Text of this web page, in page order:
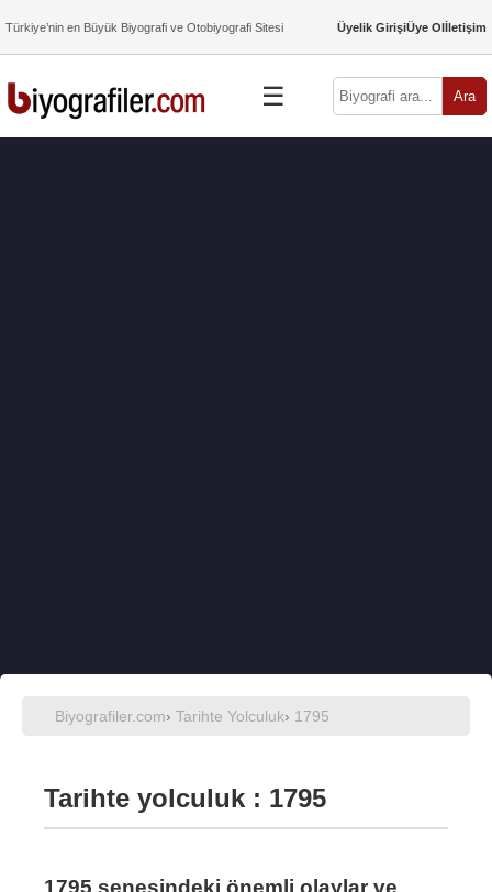
Türkiye’nin en Büyük Biyografi ve Otobiyografi Sitesi Üyelik GirişiÜye Olİletişim
☰ Ara
Biyografiler.com› Tarihte Yolculuk› 1795
Tarihte yolculuk : 1795
1795 senesindeki önemli olaylar ve